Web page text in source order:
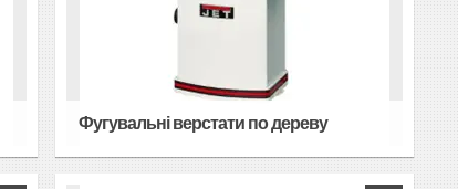
Фугувальні верстати по дереву